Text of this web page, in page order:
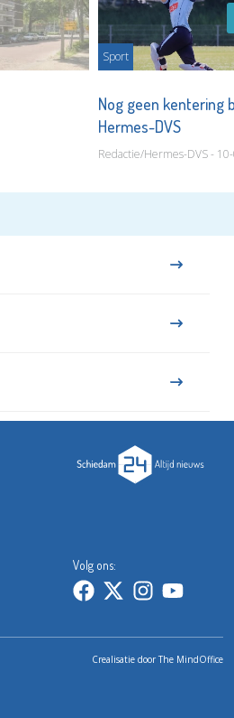
Sport
Nog geen kentering
Hermes-DVS
Redactie/Hermes-DVS -
Volg ons:
Crealisatie doorThe MindOffice